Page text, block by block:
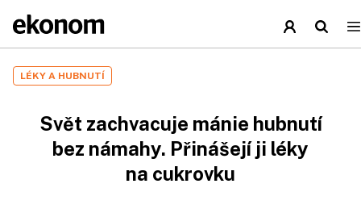
LÉKY A HUBNUTÍ
Svět zachvacuje mánie hubnutí
bez námahy. Přinášejí ji léky
na cukrovku